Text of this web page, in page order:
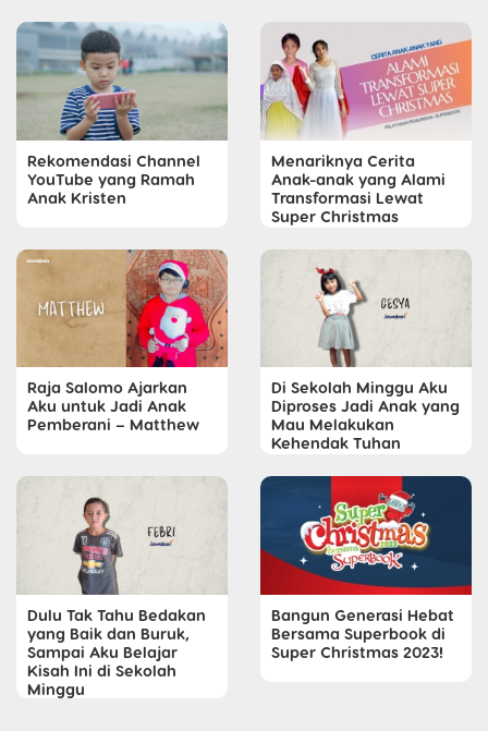
Rekomendasi Channel
YouTube yang Ramah
Anak Kristen
Menariknya Cerita
Anak-anak yang Alami
Transformasi Lewat
Super Christmas
Raja Salomo Ajarkan
Aku untuk Jadi Anak
Pemberani – Matthew
Di Sekolah Minggu Aku
Diproses Jadi Anak yang
Mau Melakukan
Kehendak Tuhan
Dulu Tak Tahu Bedakan
yang Baik dan Buruk,
Sampai Aku Belajar
Kisah Ini di Sekolah
Minggu
Bangun Generasi Hebat
Bersama Superbook di
Super Christmas 2023!